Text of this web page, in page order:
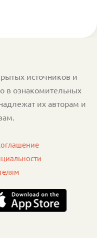
источников и
в ознакомительных
их авторам и